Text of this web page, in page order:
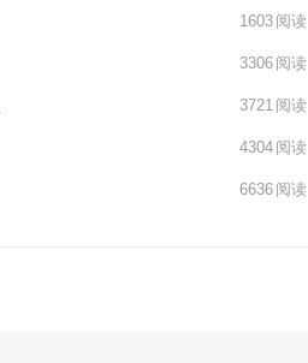
1603 阅读
3306 阅读
3721 阅读
4304 阅读
6636 阅读